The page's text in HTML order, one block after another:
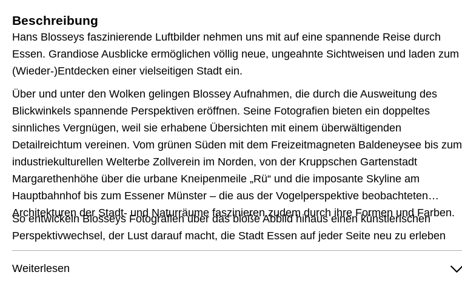
Beschreibung
Hans Blosseys faszinierende Luftbilder nehmen uns mit auf eine spannende Reise durch
Essen. Grandiose Ausblicke ermöglichen völlig neue, ungeahnte Sichtweisen und laden zum
(Wieder-)Entdecken einer vielseitigen Stadt ein.
Über und unter den Wolken gelingen Blossey Aufnahmen, die durch die Ausweitung des
Blickwinkels spannende Perspektiven eröffnen. Seine Fotografien bieten ein doppeltes
sinnliches Vergnügen, weil sie erhabene Übersichten mit einem überwältigenden
Detailreichtum vereinen. Vom grünen Süden mit dem Freizeitmagneten Baldeneysee bis zum
industriekulturellen Welterbe Zollverein im Norden, von der Kruppschen Gartenstadt
Margarethenhöhe über die urbane Kneipenmeile „Rü“ und die imposante Skyline am
Hauptbahnhof bis zum Essener Münster – die aus der Vogelperspektive beobachteten
Architekturen der Stadt- und Naturräume faszinieren zudem durch ihre Formen und Farben.
So entwickeln Blosseys Fotografien über das bloße Abbild hinaus einen künstlerischen
Perspektivwechsel, der Lust darauf macht, die Stadt Essen auf jeder Seite neu zu erleben
Weiterlesen